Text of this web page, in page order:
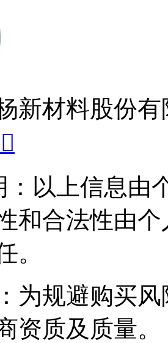
新材料股份有

：以上信息由
和合法性由
。
为规避购买
资质及质量。